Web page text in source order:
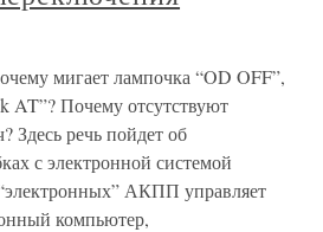
мигает лампочка “OD OFF”,
AT”? Почему отсутствуют
Здесь речь пойдет об
с электронной системой
АКПП управляет
компьютер,